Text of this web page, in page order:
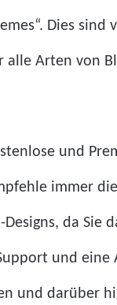
Dies sind
alle Arten von
und
immer
da Sie
und eine
und darüber